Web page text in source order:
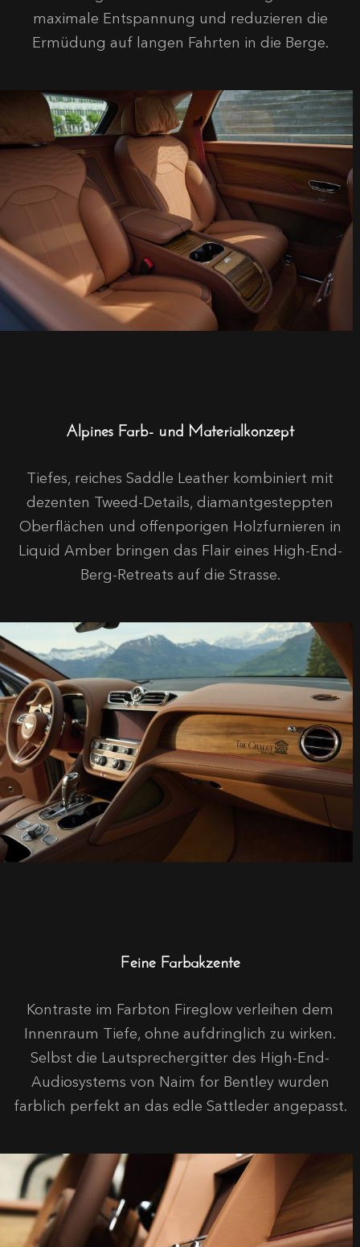
maximale Entspannung und reduzieren die
Ermüdung auf langen Fahrten in die Berge.
Alpines Farb- und Materialkonzept
Tiefes, reiches Saddle Leather kombiniert mit
dezenten Tweed-Details, diamantgesteppten
Oberflächen und offenporigen Holzfurnieren in
Liquid Amberbringen das Flair eines High-End-
Berg-Retreats auf die Strasse.
Feine Farbakzente
Kontraste im Farbton Fireglow verleihen dem
Innenraum Tiefe, ohne aufdringlich zu wirken.
Selbst die Lautsprechergitter des High-End-
Audiosystems von Naim for Bentleywurden
farblich perfekt an das edle Sattleder angepasst.